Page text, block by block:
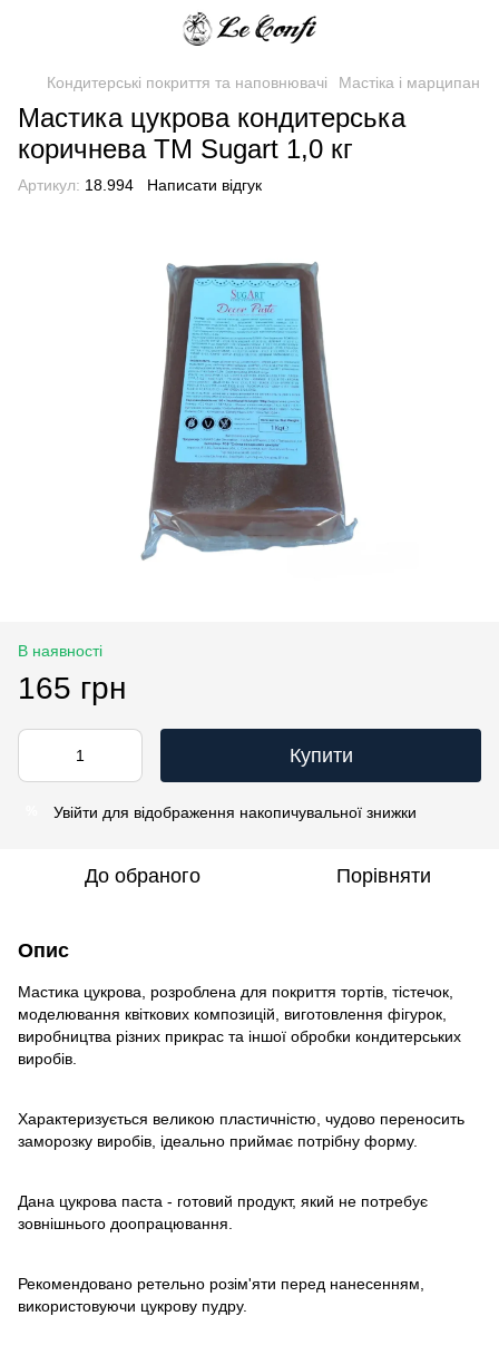
Кондитерські покриття та наповнювачі Мастіка і марципан
Мастика цукрова кондитерська
коричнева TM Sugart 1,0 кг
Артикул: 18.994 Написати відгук
В наявності
165 грн
Купити
Увійти для відображення накопичувальної знижки
До обраного Порівняти
Опис
Мастика цукрова, розроблена для покриття тортів, тістечок,
моделювання квіткових композицій, виготовлення фігурок,
виробництва різних прикрас та іншої обробки кондитерських
виробів.
Характеризується великою пластичністю, чудово переносить
заморозку виробів, ідеально приймає потрібну форму.
Дана цукрова паста - готовий продукт, який не потребує
зовнішнього доопрацювання.
Рекомендовано ретельно розім'яти перед нанесенням,
використовуючи цукрову пудру.